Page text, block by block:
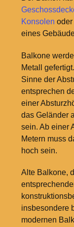
Konsolen oder
eines
Balkone
Metall
Sinne der
entsprechen
einer
das Geländer
sein. Ab einer
Metern muss
hoch sein.
Alte Balkone,
insbesondere
modernen